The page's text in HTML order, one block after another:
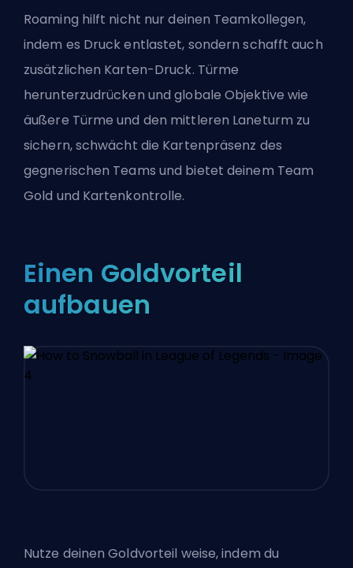
Roaming hilft nicht nur deinen Teamkollegen,
indem es Druck entlastet, sondern schafft auch
zusätzlichen Karten-Druck. Türme
herunterzudrücken und globale Objektive wie
äußere Türme und den mittleren Laneturm zu
sichern, schwächt die Kartenpräsenz des
gegnerischen Teams und bietet deinem Team
Gold und Kartenkontrolle.
Einen Goldvorteil
aufbauen
Nutze deinen Goldvorteil weise, indem du